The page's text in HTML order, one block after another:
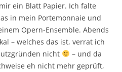
ein Blatt Papier. Ich falte
in mein Portemonnaie und
Opern-Ensemble. Abends
– welches das ist, verrat ich
nicht
– und da
eh nicht mehr geprüft,